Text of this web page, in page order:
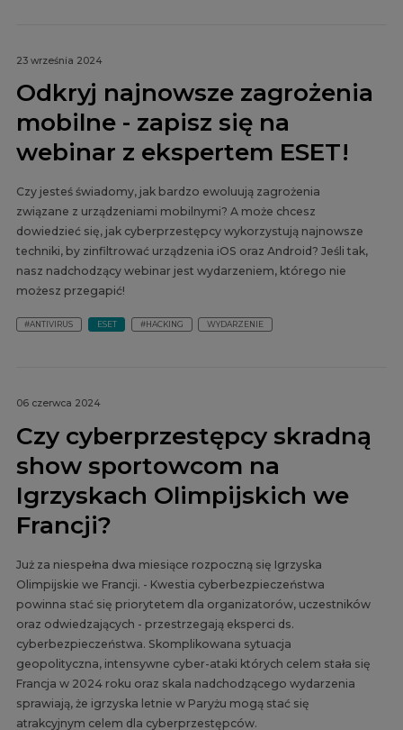
23 września 2024
Odkryj najnowsze zagrożenia
mobilne - zapisz się na
webinar z ekspertem ESET!
Czy jesteś świadomy, jak bardzo ewoluują zagrożenia
związane z urządzeniami mobilnymi? A może chcesz
dowiedzieć się, jak cyberprzestępcy wykorzystują najnowsze
techniki, by zinfiltrować urządzenia iOS oraz Android? Jeśli tak,
nasz nadchodzący webinar jest wydarzeniem, którego nie
możesz przegapić!
#ANTIVIRUS ESET #HACKING WYDARZENIE
06 czerwca 2024
Czy cyberprzestępcy skradną
show sportowcom na
Igrzyskach Olimpijskich we
Francji?
Już za niespełna dwa miesiące rozpoczną się Igrzyska
Olimpijskie we Francji. - Kwestia cyberbezpieczeństwa
powinna stać się priorytetem dla organizatorów, uczestników
oraz odwiedzających - przestrzegają eksperci ds.
cyberbezpieczeństwa. Skomplikowana sytuacja
geopolityczna, intensywne cyber-ataki których celem stała się
Francja w 2024 roku oraz skala nadchodzącego wydarzenia
sprawiają, że igrzyska letnie w Paryżu mogą stać się
atrakcyjnym celem dla cyberprzestępców.